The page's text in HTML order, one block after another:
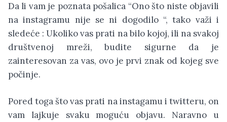
Da li vam je poznata pošalica “Ono što niste objavili
na instagramu nije se ni dogodilo “, tako važi i
sledeće : Ukoliko vas prati na bilo kojoj, ili na svakoj
društvenoj mreži, budite sigurne da je
zainteresovan za vas, ovo je prvi znak od kojeg sve
počinje.
Pored toga što vas prati na instagamu i twitteru, on
vam lajkuje svaku moguću objavu. Naravno u